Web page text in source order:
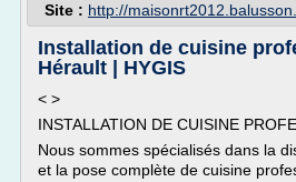
Site : http://
Installation de cuisine
Hérault | HYGIS
< >
INSTALLATION DE CUISINE
Nous sommes spécialisés dans la
et la pose complète de cuisine